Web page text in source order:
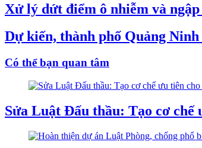
Xử lý dứt điểm ô nhiễm và
Dự kiến, thành phố Quảng
Có thể bạn quan tâm
Sửa Luật Đấu thầu: Tạo cơ chế